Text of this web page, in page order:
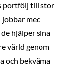
portfölj till stor
jobbar med
hjälper sina
värld genom
och bekväma